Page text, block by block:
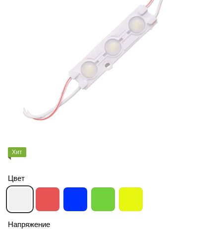
Хит
Цвет
Напряжение